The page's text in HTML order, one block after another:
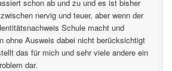
schon ab und zu und es ist bisher
nervig und teuer, aber wenn der
Schule macht und
ohne Ausweis dabei nicht berücksichtigt
das für mich und sehr viele andere ein
dar.